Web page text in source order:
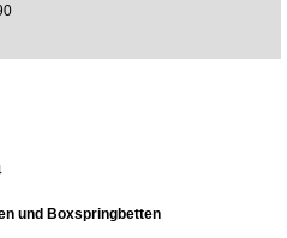
und Boxspringbetten